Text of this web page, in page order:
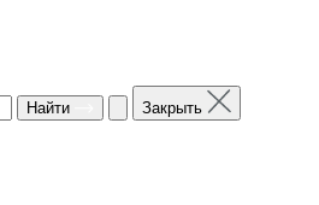
Найти Закрыть